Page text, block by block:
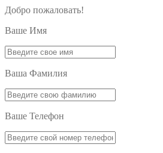
Добро пожаловать!
Ваше Имя
Ваша Фамилия
Ваше Телефон